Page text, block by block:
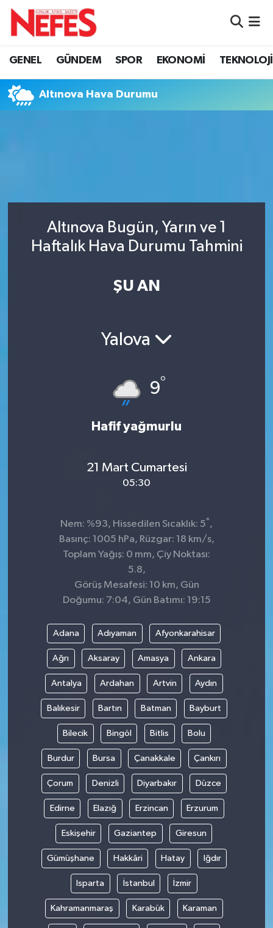
GENEL GÜNDEM SPOR EKONOMİ TEKNOLOJİ
Altınova Hava Durumu
Altınova Bugün, Yarın ve 1
Haftalık Hava Durumu Tahmini
ŞU AN
Yalova
9°
Hafif yağmurlu
21 Mart Cumartesi
05:30
Nem: %93, Hissedilen Sıcaklık: 5°,
Basınç: 1005 hPa, Rüzgar: 18 km/s,
Toplam Yağış: 0 mm, Çiy Noktası:
5.8,
Görüş Mesafesi: 10 km, Gün
Doğumu: 7:04, Gün Batımı: 19:15
Adana Adıyaman Afyonkarahisar
Ağrı Aksaray Amasya Ankara
Antalya Ardahan Artvin Aydın
Balıkesir Bartın Batman Bayburt
Bilecik Bingöl Bitlis Bolu
Burdur Bursa Çanakkale Çankırı
Çorum Denizli Diyarbakır Düzce
Edirne Elazığ Erzincan Erzurum
Eskişehir Gaziantep Giresun
Gümüşhane Hakkâri Hatay Iğdır
Isparta İstanbul İzmir
Kahramanmaraş Karabük Karaman
Hava Durumu
Namaz Vakitleri
Tüm Manşetler
Son Dakika Haberleri